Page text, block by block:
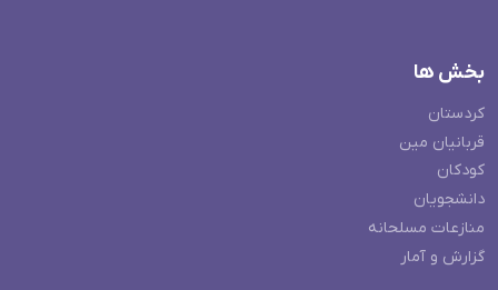
بخش ها
کردستان
قربانیان مین
کودکان
دانشجویان
منازعات مسلحانه
گزارش و آمار